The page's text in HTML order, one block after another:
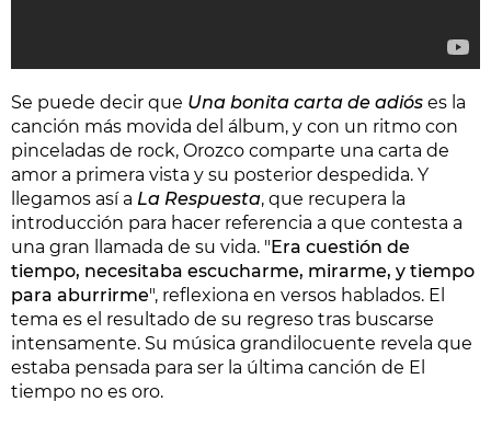
Se puede decir que Una bonita carta de adiós es la
canción más movida del álbum, y con un ritmo con
pinceladas de rock, Orozco comparte una carta de
amor a primera vista y su posterior despedida. Y
llegamos así a La Respuesta, que recupera la
introducción para hacer referencia a que contesta a
una gran llamada de su vida. "Era cuestión de
tiempo, necesitaba escucharme, mirarme, y tiempo
para aburrirme", reflexiona en versos hablados. El
tema es el resultado de su regreso tras buscarse
intensamente. Su música grandilocuente revela que
estaba pensada para ser la última canción de El
tiempo no es oro.